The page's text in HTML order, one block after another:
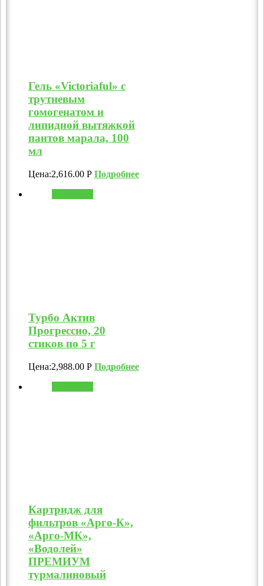
Гель «Victoriaful» с
трутневым
гомогенатом и
липидной вытяжкой
пантов марала, 100
мл
Цена:2,616.00 Р Подробнее
Турбо Актив
Прогрессио, 20
стиков по 5 г
Цена:2,988.00 Р Подробнее
Картридж для
фильтров «Арго-К»,
«Арго-МК»,
«Водолей»
ПРЕМИУМ
турмалиновый